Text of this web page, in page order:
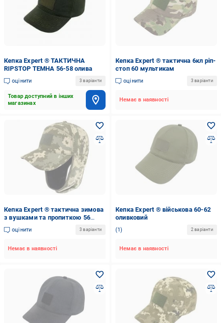
Кепка Expert ® ТАКТИЧНА
RIPSTOP ТЕМНА 56-58 олива
оцінити 3 варіанти
Товар доступний в інших
магазинах
Кепка Expert ® тактична 6кл ріп-
стоп 60 мультикам
оцінити 3 варіанти
Немає в наявності
Кепка Expert ® тактична зимова
з вушками та пропиткою 56
піксель
оцінити 3 варіанти
Немає в наявності
Кепка Expert ® військова 60-62
оливковий
1 2 варіанти
Немає в наявності